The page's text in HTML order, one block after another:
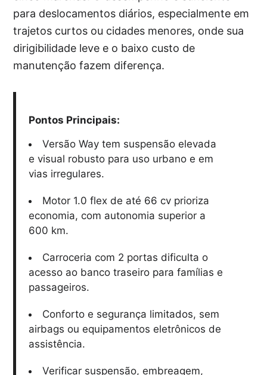
para deslocamentos diários, especialmente em
trajetos curtos ou cidades menores, onde sua
dirigibilidade leve e o baixo custo de
manutenção fazem diferença.
Pontos Principais:
Versão Way tem suspensão elevada
e visual robusto para uso urbano e em
vias irregulares.
Motor 1.0 flex de até 66 cv prioriza
economia, com autonomia superior a
600 km.
Carroceria com 2 portas dificulta o
acesso ao banco traseiro para famílias e
passageiros.
Conforto e segurança limitados, sem
airbags ou equipamentos eletrônicos de
assistência.
Verificar suspensão, embreagem,